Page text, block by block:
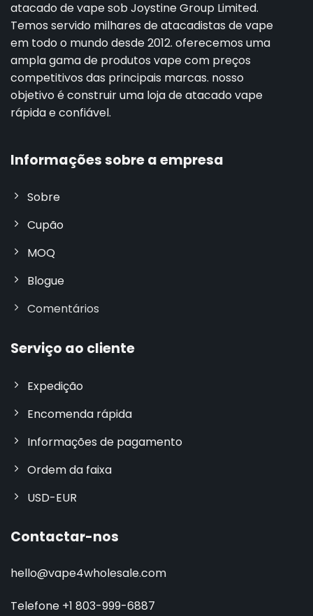
atacado de vape sob Joystine Group Limited.
Temos servido milhares de atacadistas de vape
em todo o mundo desde 2012. oferecemos uma
ampla gama de produtos vape com preços
competitivos das principais marcas. nosso
objetivo é construir uma loja de atacado vape
rápida e confiável.
Informações sobre a empresa
Sobre
Cupão
MOQ
Blogue
Comentários
Serviço ao cliente
Expedição
Encomenda rápida
Informações de pagamento
Ordem da faixa
USD-EUR
Contactar-nos
hello@vape4wholesale.com
Telefone +1 803-999-6887